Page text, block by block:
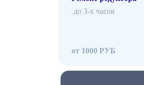
до 3-х часов
от 1000 РУБ